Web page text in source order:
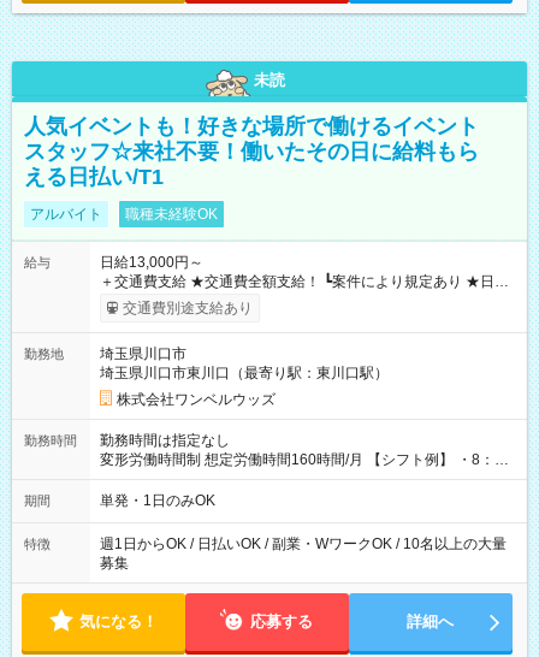
未読
人気イベントも！好きな場所で働けるイベント
スタッフ☆来社不要！働いたその日に給料もら
える日払い/T1
アルバイト 職種未経験OK
給与
日給13,000円～
＋交通費支給 ★交通費全額支給！ ┗案件により規定あり ★日払
いOK！（規定あり） ┗働いたその日に現金GET♪ お仕事後はコ
ンビニATMから 日払い分を引き落とせます！ 【試用期間】試
交通費別途支給あり
勤務地
埼玉県川口市
埼玉県川口市東川口（最寄り駅：東川口駅）
株式会社ワンベルウッズ
勤務時間
勤務時間は指定なし
変形労働時間制 想定労働時間160時間/月 【シフト例】 ・8：00
～21：00
期間 単発・1日のみOK
特徴
週1日からOK / 日払いOK / 副業・WワークOK / 10名以上の大量
募集
気になる！ 応募する 詳細へ